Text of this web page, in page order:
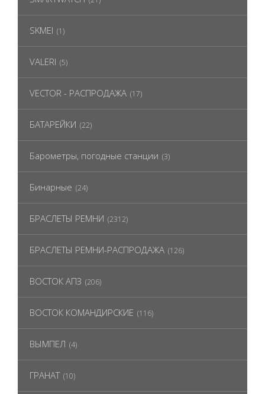
SKMEI (1)
VALERI (5)
VECTOR - РАСПРОДАЖА (17)
БАТАРЕЙКИ (22)
Барометры, погодные станции (3)
Бинарные (24)
БРАСЛЕТЫ РЕМНИ (2312)
БРАСЛЕТЫ РЕМНИ-РАСПРОДАЖА (126)
ВОСТОК АПЗ (206)
ВОСТОК КОМАНДИРСКИЕ (116)
ВЫМПЕЛ (4)
ГРАНАТ (10)